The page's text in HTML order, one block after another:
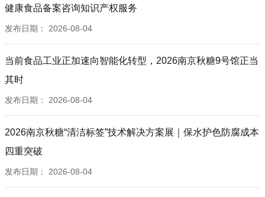
健康食品备案咨询知识产权服务
发布日期： 2026-08-04
当前食品工业正加速向智能化转型，2026南京秋糖9号馆正当
其时
发布日期： 2026-08-04
2026南京秋糖“清洁标签”技术解决方案展｜保水护色防腐成本
四重突破
发布日期： 2026-08-04